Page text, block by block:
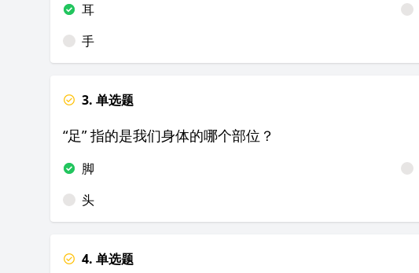
耳
手
3. 单选题
“足” 指的是我们身体的哪个部位？
脚
头
4. 单选题